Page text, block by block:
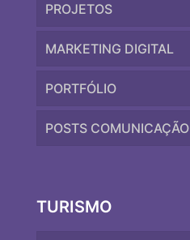
PROJETOS
MARKETING DIGITAL
PORTFÓLIO
POSTS COMUNICAÇÃO
TURISMO